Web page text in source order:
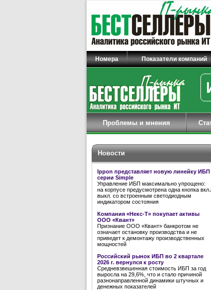
Номера Показатели компаний
Проблемы и мнения
Новости
Ippon представляет новую линейку ИБП
серии Simple
Управление ИБП максимально упрощено:
на корпусе предусмотрена одна кнопка
выкл. со встроенным светодиодным
индикатором состояния
Компания «Некс-Т» покупает активы
ООО «Квант»
Признание ООО «Квант» банкротом не
означает остановку производства и не
приведет к демонтажу производственных
мощностей
Российский рынок ИБП во 2 квартале
2026 г. вернулся к росту
Средневзвешенная стоимость ИБП за год
выросла на 29,6%, что и стало причиной
разнонаправленной динамики штучных и
денежных показателей